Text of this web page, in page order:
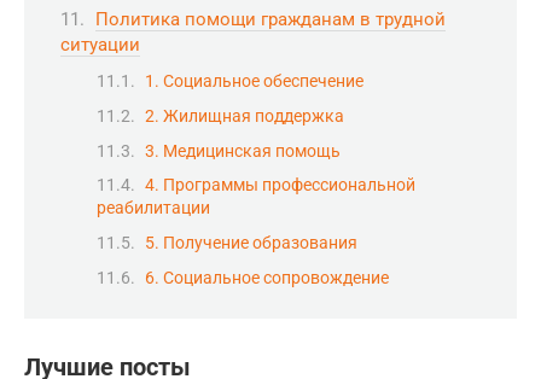
Политика помощи гражданам в трудной
ситуации
1. Социальное обеспечение
2. Жилищная поддержка
3. Медицинская помощь
4. Программы профессиональной
реабилитации
5. Получение образования
6. Социальное сопровождение
Лучшие посты